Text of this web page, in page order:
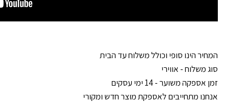
המחיר הינו סופי וכולל משלוח עד הבית
סוג משלוח - אווירי
זמן אספקה משוער - 14 ימי עסקים
אנחנו מתחייבים לאספקת מוצר חדש ומקורי